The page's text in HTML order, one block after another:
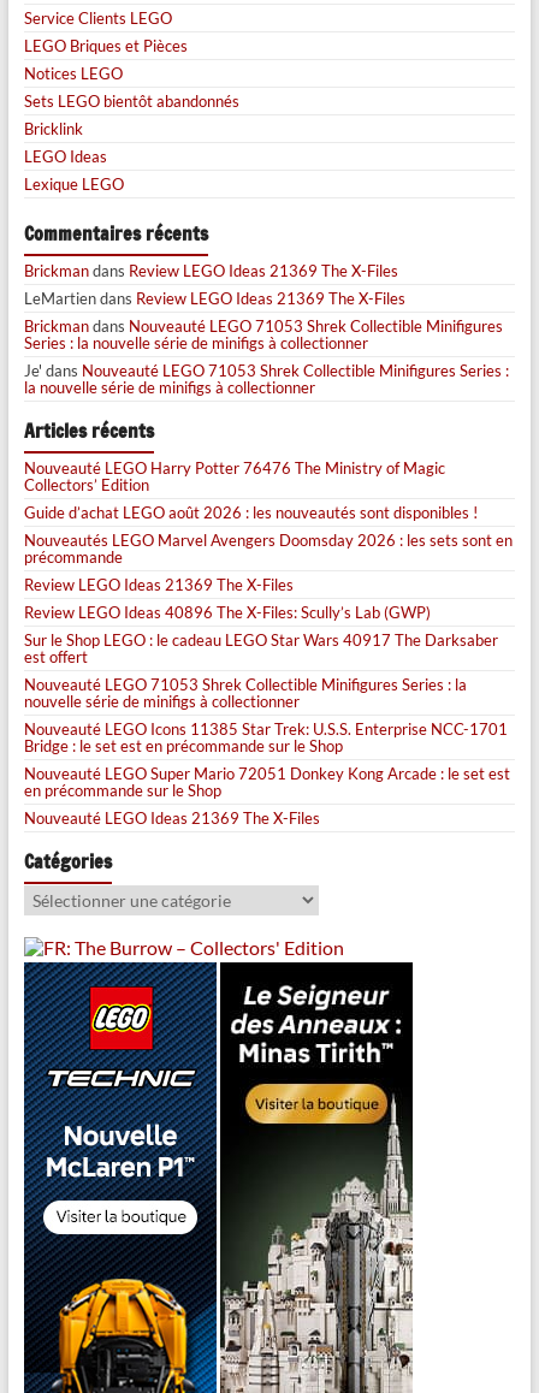
Service Clients LEGO
LEGO Briques et Pièces
Notices LEGO
Sets LEGO bientôt abandonnés
Bricklink
LEGO Ideas
Lexique LEGO
Commentaires récents
Brickmandans Review LEGO Ideas 21369 The X-Files
LeMartiendans Review LEGO Ideas 21369 The X-Files
Brickmandans Nouveauté LEGO 71053 Shrek Collectible Minifigures
Series : la nouvelle série de minifigs à collectionner
Je' dans Nouveauté LEGO 71053 Shrek Collectible Minifigures Series :
la nouvelle série de minifigs à collectionner
Articles récents
Nouveauté LEGO Harry Potter 76476 The Ministry of Magic
Collectors’ Edition
Guide d’achat LEGO août 2026 : les nouveautés sont disponibles !
Nouveautés LEGO Marvel Avengers Doomsday 2026 : les sets sont en
précommande
Review LEGO Ideas 21369 The X-Files
Review LEGO Ideas 40896 The X-Files: Scully’s Lab (GWP)
Sur le Shop LEGO : le cadeau LEGO Star Wars 40917 The Darksaber
est offert
Nouveauté LEGO 71053 Shrek Collectible Minifigures Series : la
nouvelle série de minifigs à collectionner
Nouveauté LEGO Icons 11385 Star Trek: U.S.S. Enterprise NCC-1701
Bridge : le set est en précommande sur le Shop
Nouveauté LEGO Super Mario 72051 Donkey Kong Arcade : le set est
en précommande sur le Shop
Nouveauté LEGO Ideas 21369 The X-Files
Catégories
Catégories